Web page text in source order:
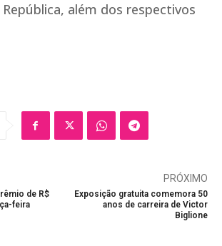
além dos respectivos
de R$
feira
PRÓXIMO
Exposição gratuita comemora 50
anos de carreira de Victor
Biglione